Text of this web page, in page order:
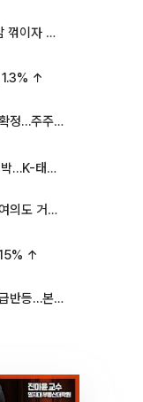
뉴욕증시, 연준 금리인상 기대감 꺾이자 상승...S&P500 사상 최고치 [종합]
1.3% ↑
SK하이닉스, 분기배당 375원 확정…주주환원책 9월로 앞당겨 발표
美 ‘232조 하이브리드 제재’ 임박…K-태양광, 불확실성 털고 날개 다나
'국책은행 3사' 직원들, 다음주 여의도 거리 나서는 까닭은
↑
[베스트&워스트] 코스닥 10% 급반등…본느, 최대주주 변경 기대에 270% 폭등